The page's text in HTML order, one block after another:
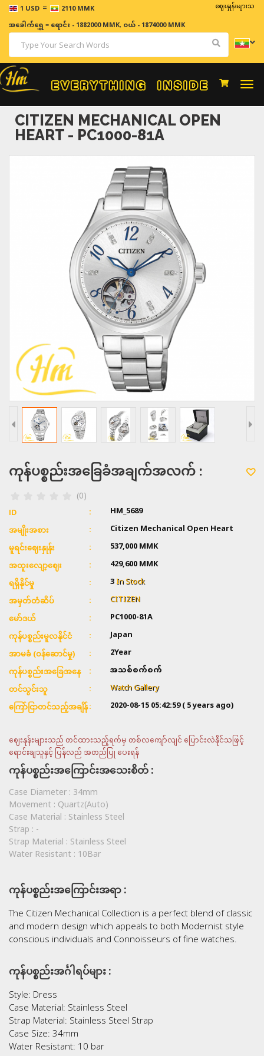
1 USD = 2110 MMK ဈေးနှုန်းများသည် အခ
အခေါက်ရွှေ=ရောင်း - 1882000 MMK, ဝယ် - 1874000 MMK
CITIZEN MECHANICAL OPEN
HEART - PC1000-81A
ကုန်ပစ္စည်းအခြေခံအချက်အလက် :
(0)
ID HM_5689
အမျိုးအစား Citizen Mechanical Open Heart
မူရင်းဈေးနှုန်း 537,000 MMK
အထူးလျော့ဈေး 429,600 MMK
ရရှိနိုင်မှု 3In Stock
အမှတ်တံဆိပ် CITIZEN
မော်ဒယ် PC1000-81A
ကုန်ပစ္စည်းမူလနိုင်ငံ Japan
အာမခံ (ဝန်ဆောင်မှု) 2Year
ကုန်ပစ္စည်းအခြေအနေ အသစ်စက်စက်
တင်သွင်းသူ Watch Gallery
ကြော်ငြာတင်သည့်အချိန် 2020-08-15 05:42:59( 5 years ago)
ဈေးနုန်းများသည် တင်ထားသည့်ရက်မှ တစ်လကျော်လျင် ပြောင်းလဲနိုင်သဖြင့်
ရောင်းချသူနှင့် ပြန်လည် အတည်ပြု ပေးရန်
ကုန်ပစ္စည်းအကြောင်းအသေးစိတ် :
Case Diameter :34mm
Movement :Quartz(Auto)
Case Material :Stainless Steel
Strap :-
Strap Material :Stainless Steel
Water Resistant :10Bar
ကုန်ပစ္စည်းအကြောင်းအရာ :
The Citizen Mechanical Collection is a perfect blend of classic
and modern design which appeals to both Modernist style
conscious individuals and Connoisseurs of fine watches.
ကုန်ပစ္စည်းအင်္ဂါရပ်များ :
Style: Dress
Case Material: Stainless Steel
Strap Material: Stainless Steel Strap
Case Size: 34mm
Water Resistant: 10 bar